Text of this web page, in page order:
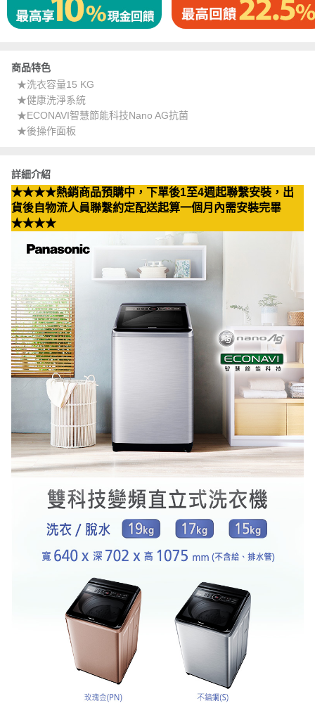
商品特色
★洗衣容量15 KG
★健康洗淨系統
★ECONAVI智慧節能科技Nano AG抗菌
★後操作面板
詳細介紹
★★★★熱銷商品預購中，下單後1至4週起聯繫安裝，出
貨後自物流人員聯繫約定配送起算一個月內需安裝完畢
★★★★